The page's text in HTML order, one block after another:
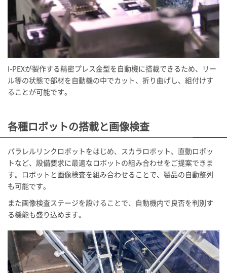
I-PEXが製作する精密プレス金型を自動機に搭載できるため、リー
ル等の状態で部材を自動機の中でカット、折り曲げし、組付けす
ることが可能です。
各種ロボットの搭載と画像検査
パラレルリンクロボットをはじめ、スカラロボット、直動ロボッ
トなど、設備要求に最適なロボットの組み合わせをご提案できま
す。ロボットと画像検査を組み合わせることで、製品の自動整列
も可能です。
また画像検査ステージを設けることで、自動機内で良否を判別す
る機能も盛り込めます。